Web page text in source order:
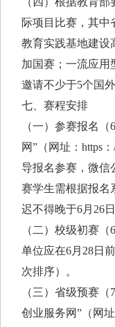
际项目比赛，其中
教育实践基地建设
加国赛；一流应用
邀请不少于5个国
七、赛程安排
（一）参赛报名
网”（网址：https
导报名参赛，微信
赛学生需根据报名
迟不得晚于6月26日
（二）校级初赛
单位应在6月28日
次排序）。
（三）省级预赛
创业服务网”（网